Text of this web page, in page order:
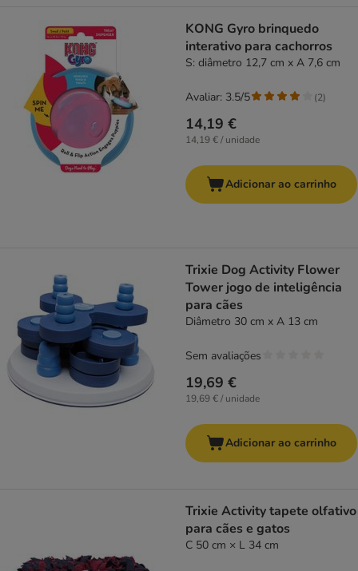
KONG Gyro brinquedo
interativo para cachorros
S: diâmetro 12,7 cm x A 7,6 cm
14,19 €
14,19 € / unidade
Avaliar: 3.5/5 (2)
Adicionar ao carrinho
Trixie Dog Activity Flower
Tower jogo de inteligência
para cães
Diâmetro 30 cm x A 13 cm
19,69 €
19,69 € / unidade
Sem avaliações
Adicionar ao carrinho
Trixie Activity tapete olfativo
para cães e gatos
C 50 cm × L 34 cm